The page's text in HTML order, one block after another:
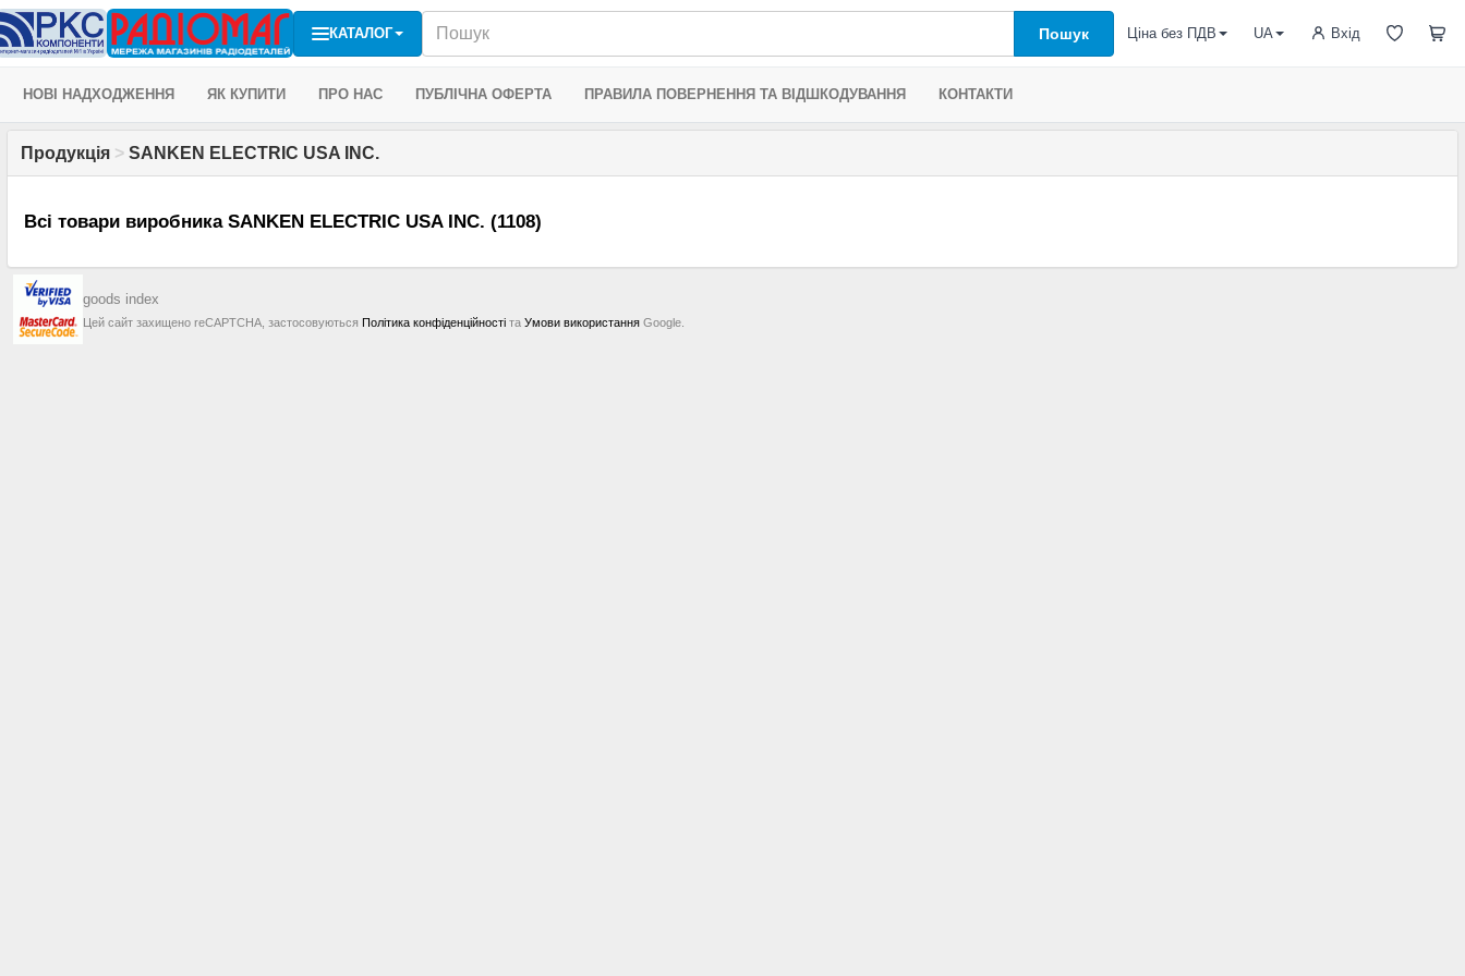
КАТАЛОГ Пошук Вхід
Ціна без ПДВ UA
НОВІ НАДХОДЖЕННЯ ЯК КУПИТИ ПРО НАС ПУБЛІЧНА ОФЕРТА ПРАВИЛА ПОВЕРНЕННЯ ТА ВІДШКОДУВАННЯ КОНТАКТИ
Продукція > SANKEN ELECTRIC USA INC.
Всі товари виробника SANKEN ELECTRIC USA INC. (1108)
goods index
Цей сайт захищено reCAPTCHA, застосовуються Політика конфіденційності та Умови використання Google.